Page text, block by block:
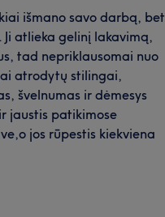
išmano savo darbą, bet
atlieka gelinį lakavimą,
tad nepriklausomai nuo
atrodytų stilingai,
švelnumas ir dėmesys
jaustis patikimose
jos rūpestis kiekviena